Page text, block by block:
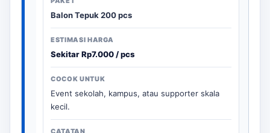
Balon Tepuk 200 pcs
Sekitar Rp7.000 / pcs
Event sekolah, kampus, atau supporter skala
kecil.